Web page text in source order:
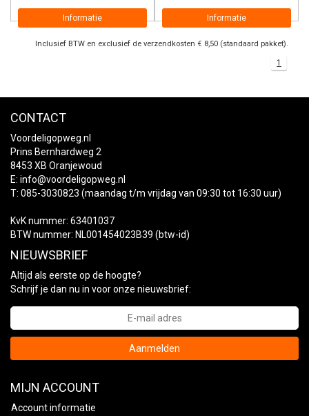
Informatie Informatie
Inclusief BTW en exclusief de verzendkosten € 8,50 (standaard pakket).
1
CONTACT
Voordeligopweg.nl
Prins Bernhardweg 2
8453 XB Oranjewoud
E: info@voordeligopweg.nl
T: 085-3030823 (maandag t/m vrijdag van 09:30 tot 16:30 uur)
KvK nummer: 63401037
BTW nummer: NL001454023B39 (btw-id)
NIEUWSBRIEF
Altijd als eerste op de hoogte?
Schrijf je dan nu in voor onze nieuwsbrief:
Aanmelden
MIJN ACCOUNT
Account informatie